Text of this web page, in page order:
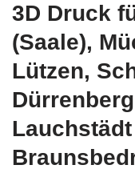
3D Druck
(Saale),
Lützen,